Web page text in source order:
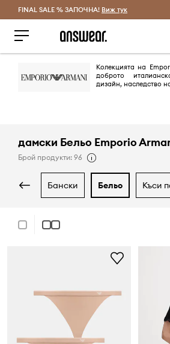
Спестявай с Answear Club
FINAL SALE % ЗАПОЧНА! Виж тук
Колекцията на
доброто
дизайн, наследство
дамски Бельо Emporio
Брой продукти: 96
бански бельо къси